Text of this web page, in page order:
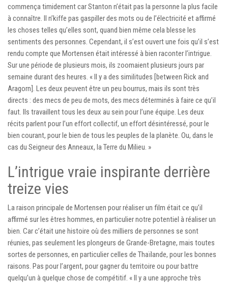
commença timidement car Stanton n’était pas la personne la plus facile
à connaître. Il n’kiffe pas gaspiller des mots ou de l’électricité et affirmé
les choses telles qu’elles sont, quand bien même cela blesse les
sentiments des personnes. Cependant, il s’est ouvert une fois qu’il s’est
rendu compte que Mortensen était intéressé à bien raconter l’intrigue.
Sur une période de plusieurs mois, ils zoomaient plusieurs jours par
semaine durant des heures. « Il y a des similitudes [between Rick and
Aragorn]. Les deux peuvent être un peu bourrus, mais ils sont très
directs : des mecs de peu de mots, des mecs déterminés à faire ce qu’il
faut. Ils travaillent tous les deux au sein pour l’une équipe. Les deux
récits parlent pour l’un effort collectif, un effort désintéressé, pour le
bien courant, pour le bien de tous les peuples de la planète. Ou, dans le
cas du Seigneur des Anneaux, la Terre du Milieu. »
L’intrigue vraie inspirante derrière
treize vies
La raison principale de Mortensen pour réaliser un film était ce qu’il
affirmé sur les êtres hommes, en particulier notre potentiel à réaliser un
bien. Car c’était une histoire où des milliers de personnes se sont
réunies, pas seulement les plongeurs de Grande-Bretagne, mais toutes
sortes de personnes, en particulier celles de Thaïlande, pour les bonnes
raisons. Pas pour l’argent, pour gagner du territoire ou pour battre
quelqu’un à quelque chose de compétitif. « Il y a une approche très